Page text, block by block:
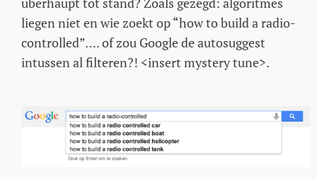
liegen niet en wie zoekt op “how to build a radio-
controlled”…. of zou Google de autosuggest
intussen al filteren?! <insert mystery tune>.